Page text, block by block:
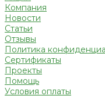
Компания
Новости
Статьи
Отзывы
Политика
Сертификаты
Проекты
Помощь
Условия оплаты